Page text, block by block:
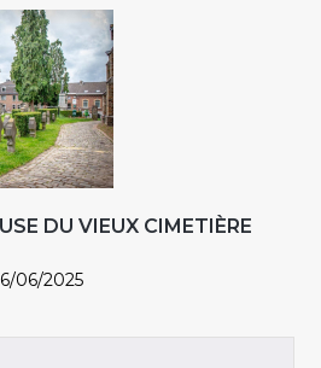
DU VIEUX CIMETIÈRE
06/2025